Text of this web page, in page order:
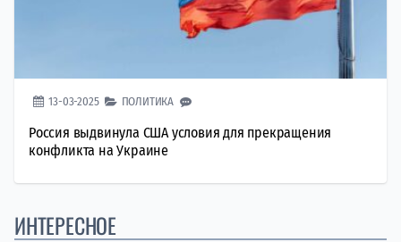
13-03-2025 ПОЛИТИКА
Россия выдвинула США условия для прекращения
конфликта на Украине
ИНТЕРЕСНОЕ